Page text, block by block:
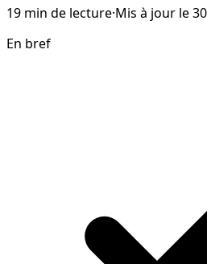
19 min de lecture·Mis à jour le
En bref